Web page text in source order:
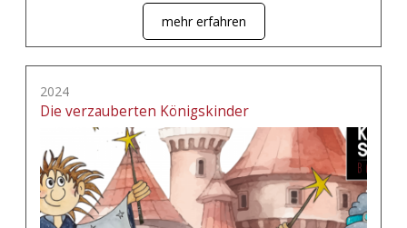
mehr erfahren
2024
Die verzauberten Königskinder